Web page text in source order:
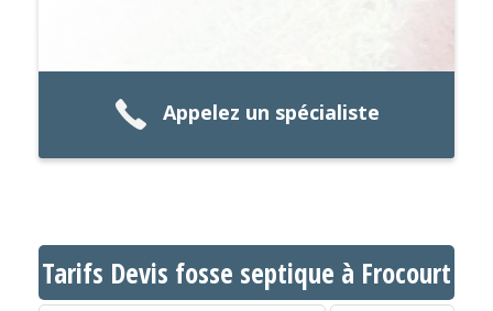
Appelez un spécialiste
Tarifs Devis fosse septique à Frocourt